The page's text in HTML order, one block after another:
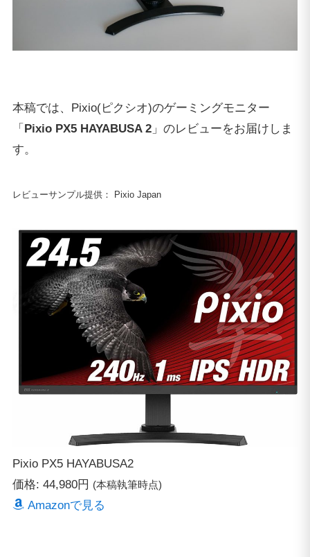
本稿では、Pixio(ピクシオ)のゲーミングモニター
「 Pixio PX5 HAYABUSA 2」のレビューをお届けしま
す。
レビューサンプル提供： Pixio Japan
Pixio PX5 HAYABUSA2
価格: 44,980円 (本稿執筆時点)
Amazonで見る